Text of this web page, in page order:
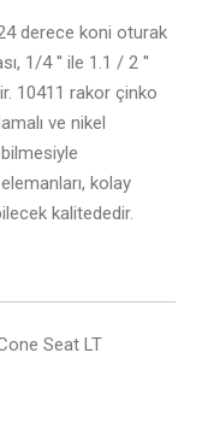
derece koni oturak
1/4 '' ile 1.1 / 2 ''
10411 rakor çinko
ve nikel
kolay
kalitededir.
Seat LT